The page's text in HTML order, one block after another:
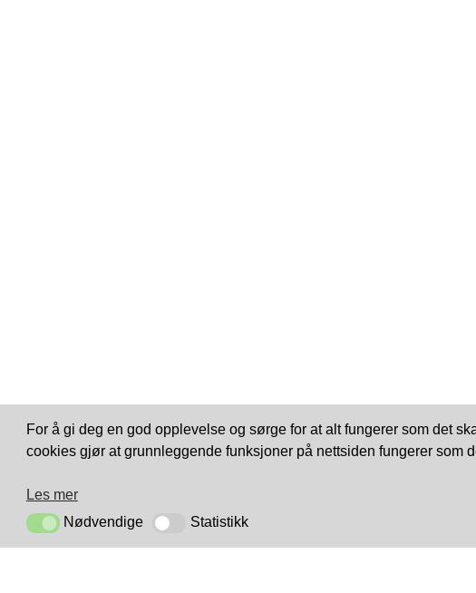
For å gi deg en god opplevelse og sørge for at alt fungerer som det
cookies gjør at grunnleggende funksjoner på nettsiden fungerer som
Les mer
NødvendigeNødvendige StatistikkStatistikk